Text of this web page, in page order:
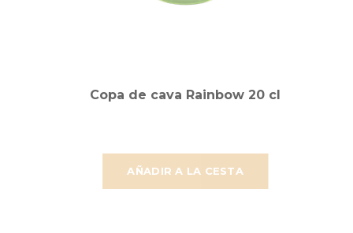
AÑADIR A LA CESTA
Copa de cava Rainbow 20 cl